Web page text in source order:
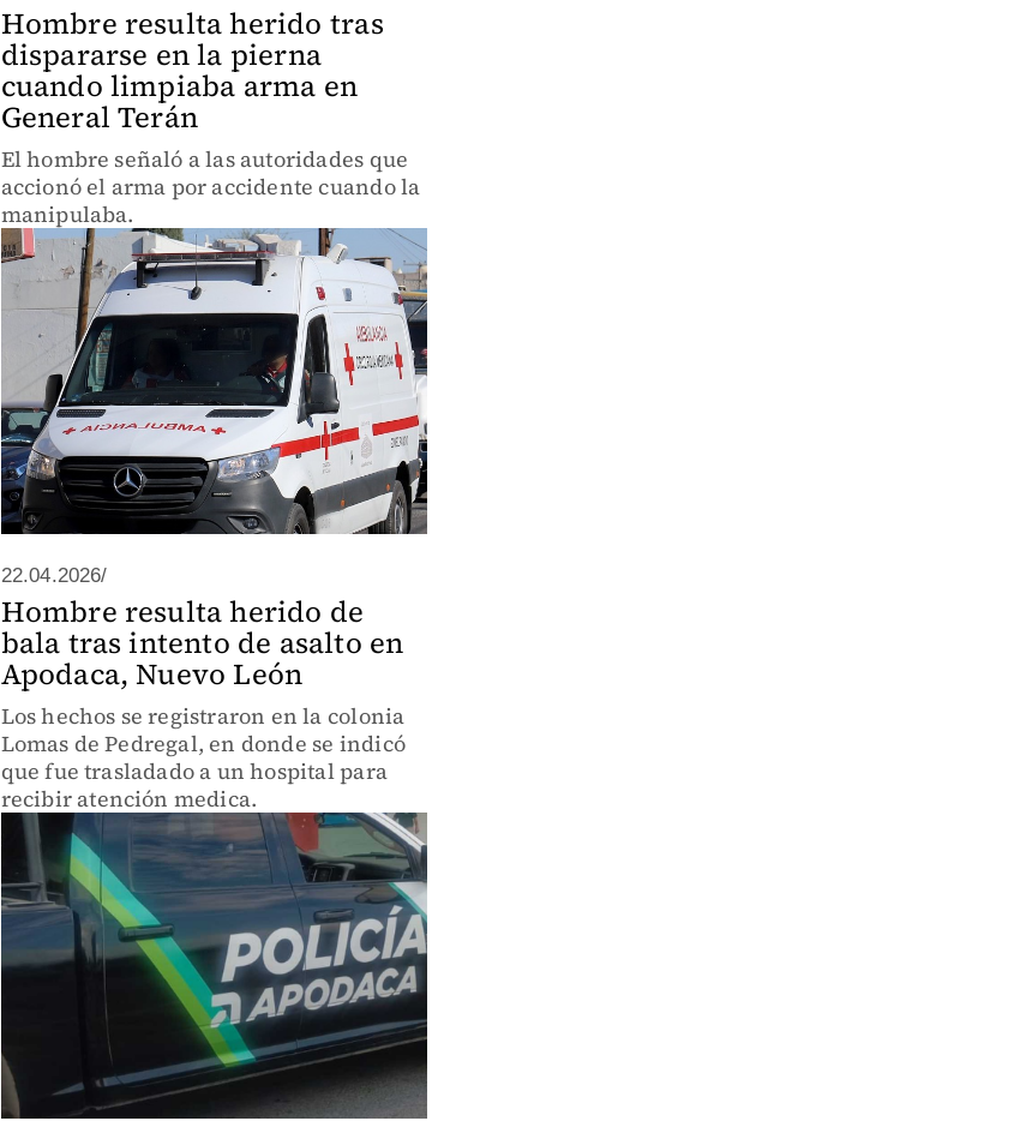
Hombre resulta herido tras
dispararse en la pierna
cuando limpiaba arma en
General Terán
El hombre señaló a las autoridades que
accionó el arma por accidente cuando la
manipulaba.
22.04.2026/
Hombre resulta herido de
bala tras intento de asalto en
Apodaca, Nuevo León
Los hechos se registraron en la colonia
Lomas de Pedregal, en donde se indicó
que fue trasladado a un hospital para
recibir atención medica.